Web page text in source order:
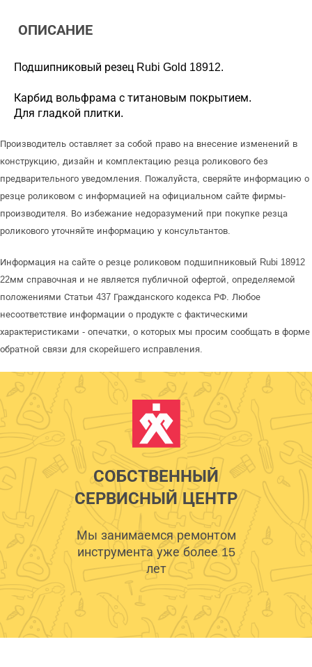
ОПИСАНИЕ
Подшипниковый резец Rubi Gold 18912.
Карбид вольфрама с титановым покрытием.
Для гладкой плитки.
Производитель оставляет за собой право на внесение изменений в
конструкцию, дизайн и комплектацию резца роликового без
предварительного уведомления. Пожалуйста, сверяйте информацию о
резце роликовом с информацией на официальном сайте фирмы-
производителя. Во избежание недоразумений при покупке резца
роликового уточняйте информацию у консультантов.
Информация на сайте о резце роликовом подшипниковый Rubi 18912
22мм справочная и не является публичной офертой, определяемой
положениями Статьи 437 Гражданского кодекса РФ. Любое
несоответствие информации о продукте с фактическими
характеристиками - опечатки, о которых мы просим сообщать в форме
обратной связи для скорейшего исправления.
СОБСТВЕННЫЙ
СЕРВИСНЫЙ ЦЕНТР
Мы занимаемся ремонтом
инструмента уже более 15
лет